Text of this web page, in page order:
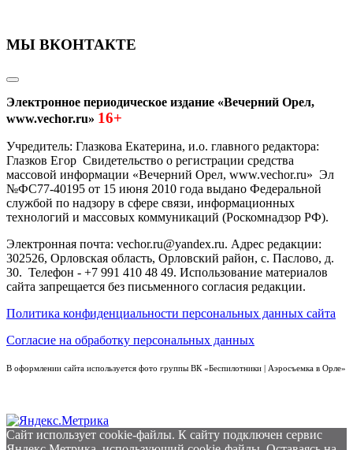
МЫ ВКОНТАКТЕ
Электронное периодическое издание «Вечерний Орел,
www.vechor.ru» 16+
Учредитель: Глазкова Екатерина, и.о. главного редактора:
Глазков Егор Свидетельство о регистрации средства
массовой информации «Вечерний Орел, www.vechor.ru» Эл
№ФС77-40195 от 15 июня 2010 года выдано Федеральной
службой по надзору в сфере связи, информационных
технологий и массовых коммуникаций (Роскомнадзор РФ).
Электронная почта: vechor.ru@yandex.ru. Адрес редакции:
302526, Орловская область, Орловский район, с. Паслово, д.
30. Телефон - +7 991 410 48 49. Использование материалов
сайта запрещается без письменного согласия редакции.
Политика конфиденциальности персональных данных сайта
Согласие на обработку персональных данных
В оформлении сайта используется фото группы ВК «Беспилотники | Аэросъемка в Орле»
Сайт использует cookie-файлы. К cайту подключен сервис